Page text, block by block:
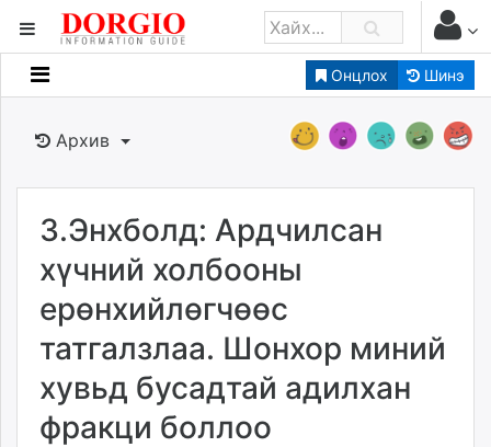
Онцлох Шинэ
Мэдээллийн
Банк санхүү
Бизнес ААН
Төрийн
dorgio.mn
Gogo.mn
news.mn
zindaa.mn
Архив
З.Энхболд: Ардчилсан
хүчний холбооны
ерөнхийлөгчөөс
татгалзлаа. Шонхор миний
хувьд бусадтай адилхан
фракци боллоо